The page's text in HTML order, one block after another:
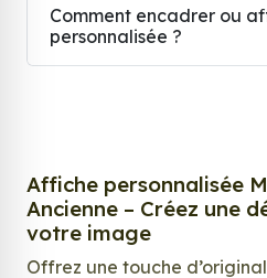
Comment encadrer ou
personnalisée ?
Affiche personnalisée
Ancienne – Créez une
votre image
Offrez une touche